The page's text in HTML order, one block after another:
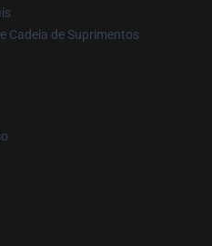
Cadeia de Suprimentos